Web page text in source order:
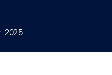
2025